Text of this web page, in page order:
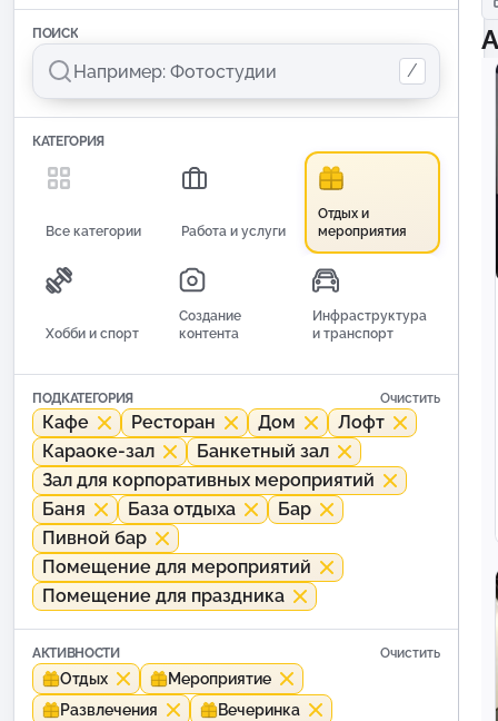
ПОИСК
/
КАТЕГОРИЯ
Все категории Работа и услуги
Отдых и
мероприятия
Хобби и спорт
Создание
контента
Инфраструктура
и транспорт
ПОДКАТЕГОРИЯ Очистить
Кафе Ресторан Дом
Лофт
Караоке-зал
Банкетный зал
Зал для корпоративных мероприятий
Баня
База отдыха
Бар
Пивной бар
Помещение для мероприятий
Помещение для праздника
АКТИВНОСТИ Очистить
Отдых
Мероприятие
Развлечения
Вечеринка